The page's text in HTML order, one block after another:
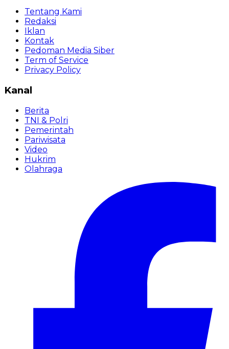
Tentang Kami
Redaksi
Iklan
Kontak
Pedoman Media Siber
Term of Service
Privacy Policy
Kanal
Berita
TNI & Polri
Pemerintah
Pariwisata
Video
Hukrim
Olahraga